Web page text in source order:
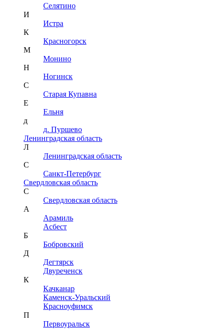
Селятино
И
Истра
К
Красногорск
М
Монино
Н
Ногинск
С
Старая Купавна
Е
Ельня
д
д. Пуршево
Ленинградская область
Л
Ленинградская область
С
Санкт-Петербург
Свердловская область
С
Свердловская область
А
Арамиль
Асбест
Б
Бобровский
Д
Дегтярск
Двуреченск
К
Качканар
Каменск-Уральский
Красноуфимск
П
Первоуральск